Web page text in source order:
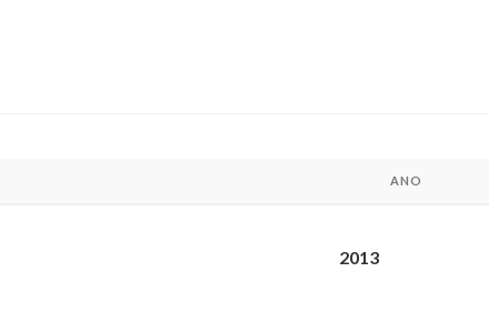
ANO
2013